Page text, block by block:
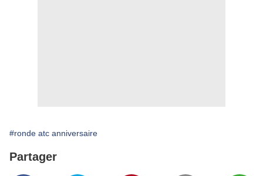
#ronde atc anniversaire
Partager